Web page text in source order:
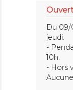
Du 09/
jeudi.
-
10h.
- Hors